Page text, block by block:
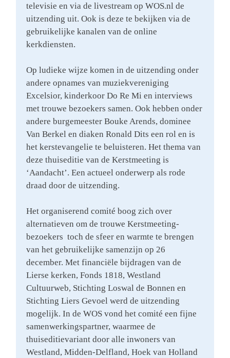
televisie en via de livestream op WOS.nl de
uitzending uit. Ook is deze te bekijken via de
gebruikelijke kanalen van de online
kerkdiensten.
Op ludieke wijze komen in de uitzending onder
andere opnames van muziekvereniging
Excelsior, kinderkoor Do Re Mi en interviews
met trouwe bezoekers samen. Ook hebben onder
andere burgemeester Bouke Arends, dominee
Van Berkel en diaken Ronald Dits een rol en is
het kerstevangelie te beluisteren. Het thema van
deze thuiseditie van de Kerstmeeting is
‘Aandacht’. Een actueel onderwerp als rode
draad door de uitzending.
Het organiserend comité boog zich over
alternatieven om de trouwe Kerstmeeting-
bezoekers toch de sfeer en warmte te brengen
van het gebruikelijke samenzijn op 26
december. Met financiële bijdragen van de
Lierse kerken, Fonds 1818, Westland
Cultuurweb, Stichting Loswal de Bonnen en
Stichting Liers Gevoel werd de uitzending
mogelijk. In de WOS vond het comité een fijne
samenwerkingspartner, waarmee de
thuiseditievariant door alle inwoners van
Westland, Midden-Delfland, Hoek van Holland